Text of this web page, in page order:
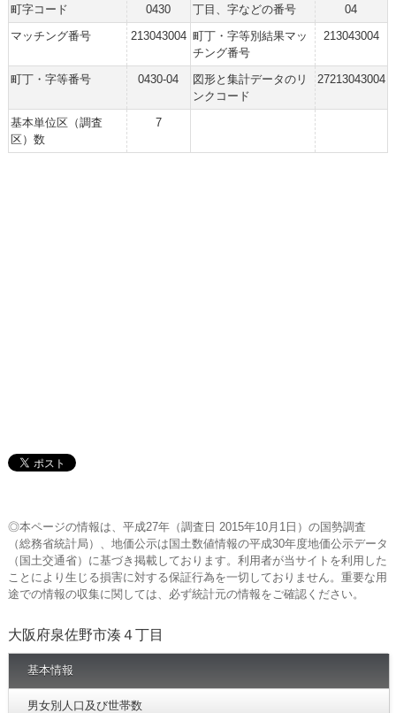
町字コード 0430 丁目、字などの番号
04
マッチング番号
213043004 町丁・字等別結果マッ
チング番号
213043004
町丁・字等番号 0430-04
図形と集計データのリ
ンクコード
27213043004
基本単位区（調査
区）数
7
◎本ページの情報は、平成27年（調査日 2015年10月1日）の国勢調査
（総務省統計局）、地価公示は国土数値情報の平成30年度地価公示データ
（国土交通省）に基づき掲載しております。利用者が当サイトを利用した
ことにより生じる損害に対する保証行為を一切しておりません。重要な用
途での情報の収集に関しては、必ず統計元の情報をご確認ください。
大阪府泉佐野市湊４丁目
基本情報
男女別人口及び世帯数